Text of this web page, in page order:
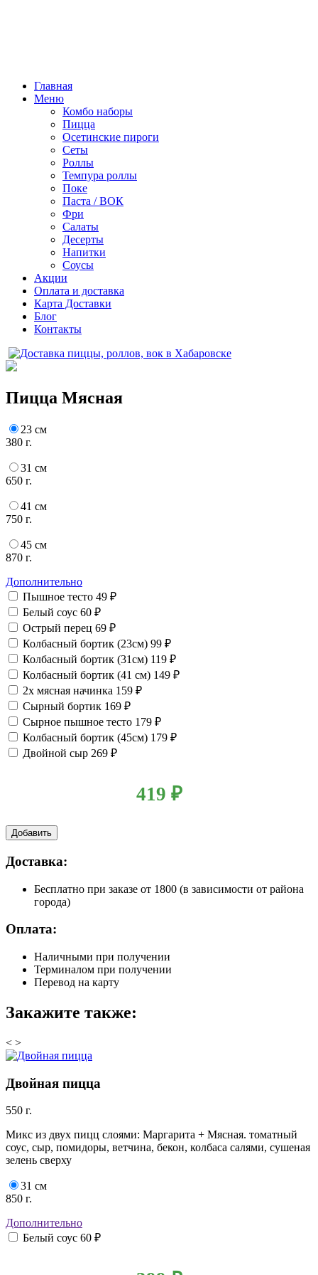
Главная
Меню
Комбо наборы
Пицца
Осетинские пироги
Сеты
Роллы
Темпура роллы
Поке
Паста / ВОК
Фри
Салаты
Десерты
Напитки
Соусы
Акции
Оплата и доставка
Карта Доставки
Блог
Контакты
Пицца Мясная
23 см
380 г.
31 см
650 г.
41 см
750 г.
45 см
870 г.
Дополнительно
Пышное тесто 49 ₽
Белый соус 60 ₽
Острый перец 69 ₽
Колбасный бортик (23см) 99 ₽
Колбасный бортик (31см) 119 ₽
Колбасный бортик (41 см) 149 ₽
2x мясная начинка 159 ₽
Сырный бортик 169 ₽
Сырное пышное тесто 179 ₽
Колбасный бортик (45см) 179 ₽
Двойной сыр 269 ₽
419 ₽
Добавить
Доставка:
Бесплатно при заказе от 1800 (в зависимости от района
города)
Оплата:
Наличными при получении
Терминалом при получении
Перевод на карту
Закажите также:
< >
Двойная пицца
550 г.
Микс из двух пицц слоями: Маргарита + Мясная. томатный
соус, сыр, помидоры, ветчина, бекон, колбаса салями, сушеная
зелень сверху
31 см
850 г.
Дополнительно
Белый соус 60 ₽